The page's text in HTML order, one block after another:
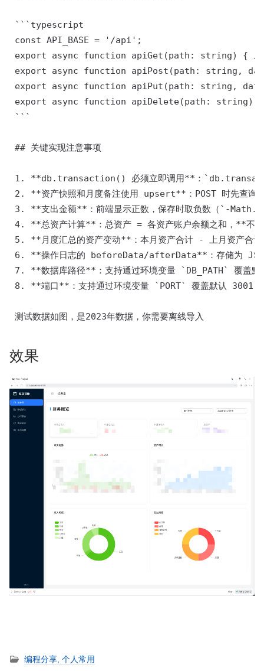
```typescript
const API_BASE = '/api';
export async function apiGet(path: string) {
export async function apiPost(path: string,
export async function apiPut(path: string,
export async function apiDelete(path: string)
```
## 关键实现注意事项
1. **db.transaction() 必须立即调用**：
2. **资产快照和月度备注使用 upsert**：POST 时先查询
3. **支出金额**：前端显示正数，保存时取负数（`-
4. **总资产计算**：总资产 = 各资产账户余额之和，**不
5. **月度汇总的资产变动**：本月资产合计 - 上月资产合
6. **操作日志的 beforeData/afterData**：存储为
7. **数据库路径**：支持通过环境变量 `DB_PATH` 覆盖
8. **端口**：支持通过环境变量 `PORT` 覆盖默认 3001
测试数据如图，是2023年数据，你需要离线导入
效果
编程分享, 个人常用